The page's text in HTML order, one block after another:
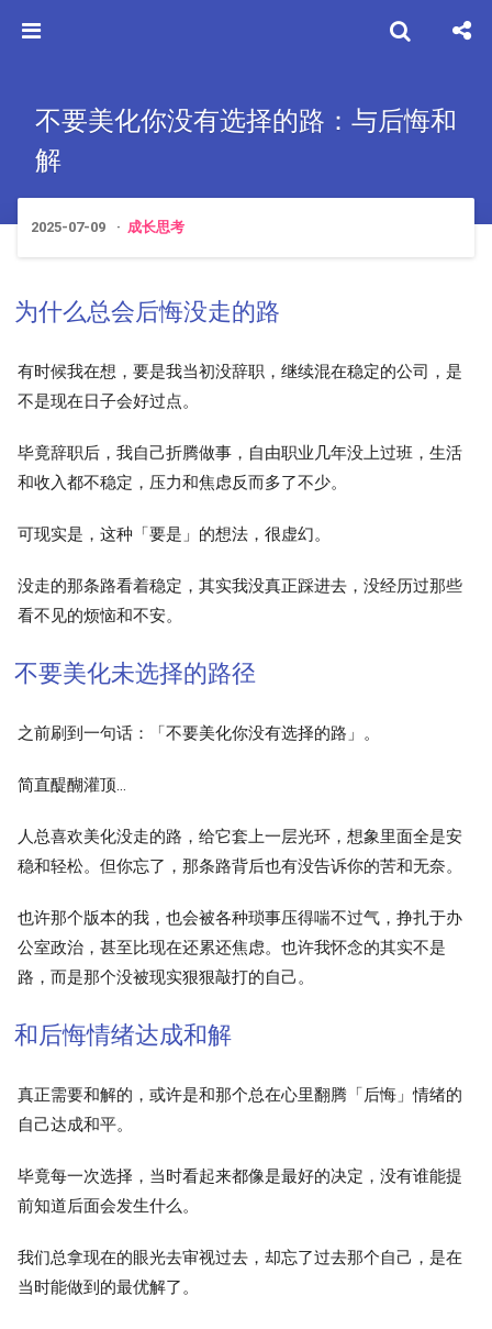
不要美化你没有选择的路：与后悔和
解
2025-07-09 成长思考
为什么总会后悔没走的路
有时候我在想，要是我当初没辞职，继续混在稳定的公司，是
不是现在日子会好过点。
毕竟辞职后，我自己折腾做事，自由职业几年没上过班，生活
和收入都不稳定，压力和焦虑反而多了不少。
可现实是，这种「要是」的想法，很虚幻。
没走的那条路看着稳定，其实我没真正踩进去，没经历过那些
看不见的烦恼和不安。
不要美化未选择的路径
之前刷到一句话：「不要美化你没有选择的路」。
简直醍醐灌顶…
人总喜欢美化没走的路，给它套上一层光环，想象里面全是安
稳和轻松。但你忘了，那条路背后也有没告诉你的苦和无奈。
也许那个版本的我，也会被各种琐事压得喘不过气，挣扎于办
公室政治，甚至比现在还累还焦虑。也许我怀念的其实不是
路，而是那个没被现实狠狠敲打的自己。
和后悔情绪达成和解
真正需要和解的，或许是和那个总在心里翻腾「后悔」情绪的
自己达成和平。
毕竟每一次选择，当时看起来都像是最好的决定，没有谁能提
前知道后面会发生什么。
我们总拿现在的眼光去审视过去，却忘了过去那个自己，是在
当时能做到的最优解了。